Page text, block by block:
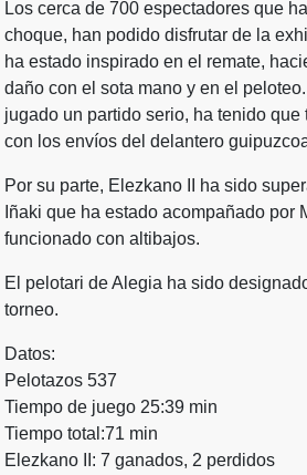
Los cerca de 700 espectadores que
choque, han podido disfrutar de la
ha estado inspirado en el remate,
daño con el sota mano y en el
jugado un partido serio, ha tenido
con los envíos del delantero
Por su parte, Elezkano II ha sido
Iñaki que ha estado acompañado por
funcionado con altibajos.
El pelotari de Alegia ha sido
torneo.
Datos:
Pelotazos 537
Tiempo de juego 25:39 min
Tiempo total:71 min
Elezkano II: 7 ganados, 2 perdidos